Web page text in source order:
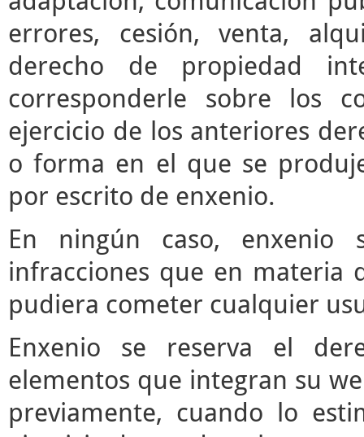
errores, cesión, venta,
derecho de propiedad
corresponderle sobre los
ejercicio de los anteriores
o forma en el que se
por escrito de enxenio.
En ningún caso, enxenio
infracciones que en materia
pudiera cometer cualquier
Enxenio se reserva el
elementos que integran su
previamente, cuando lo